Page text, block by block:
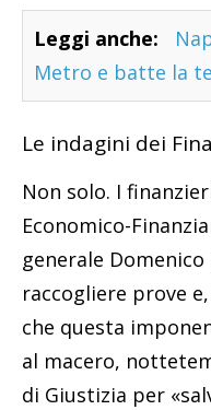
Leggi anche:
Metro e batte la
Le indagini dei
Non solo. I
Economico-
generale
raccogliere prove
che questa
al macero,
di Giustizia per